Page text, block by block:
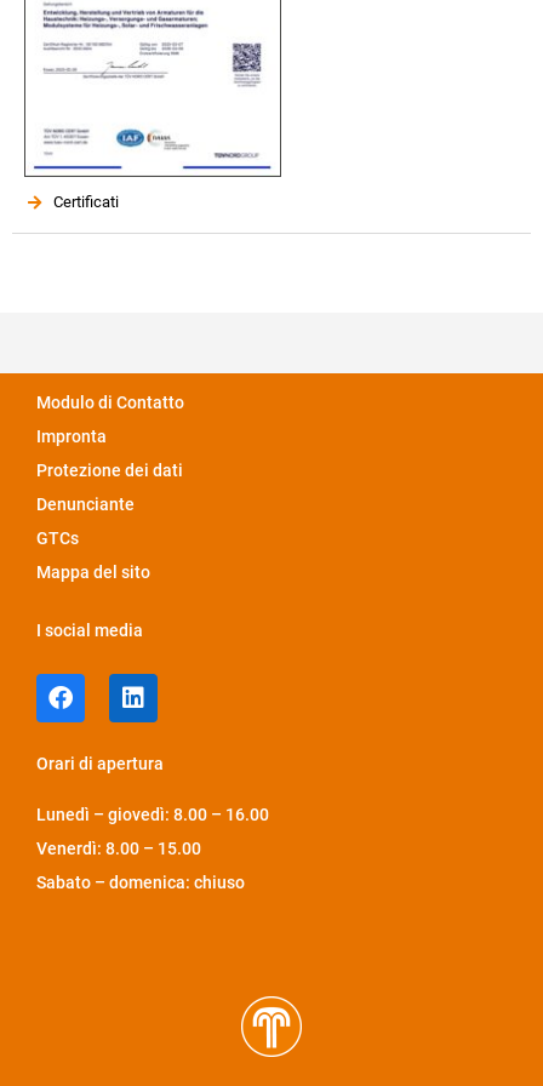
Certificati
Modulo di Contatto
Impronta
Protezione dei dati
Denunciante
GTCs
Mappa del sito
I social media
Orari di apertura
Lunedì – giovedì: 8.00 – 16.00
Venerdì: 8.00 – 15.00
Sabato – domenica: chiuso